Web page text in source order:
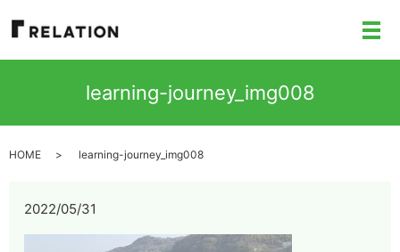
メ
learning-journey_img008
HOME learning-journey_img008
2022/05/31